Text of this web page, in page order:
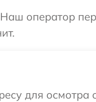
оператор
для осмотра